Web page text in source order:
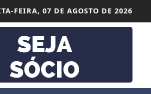
FEIRA, 07 DE AGOSTO DE 2026